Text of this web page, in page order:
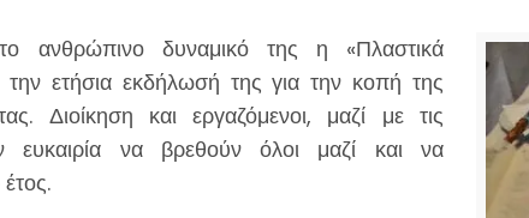
ανθρώπινο δυναμικό της η «Πλαστικά
ετήσια εκδήλωσή της για την κοπή της
Διοίκηση και εργαζόμενοι, μαζί με τις
ευκαιρία να βρεθούν όλοι μαζί και να